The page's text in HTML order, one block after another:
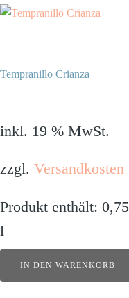
Tempranillo Crianza
inkl. 19 % MwSt.
zzgl. Versandkosten
Produkt enthält: 0,75
l
IN DEN WARENKORB